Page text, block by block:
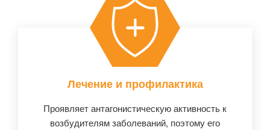
Лечение и профилактика
Проявляет антагонистическую активность к
возбудителям заболеваний, поэтому его